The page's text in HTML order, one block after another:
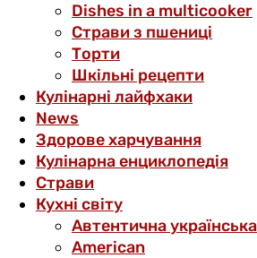
Dishes in a multicooker
Страви з пшениці
Торти
Шкільні рецепти
Кулінарні лайфхаки
News
Здорове харчування
Кулінарна енциклопедія
Страви
Кухні світу
Автентична
American